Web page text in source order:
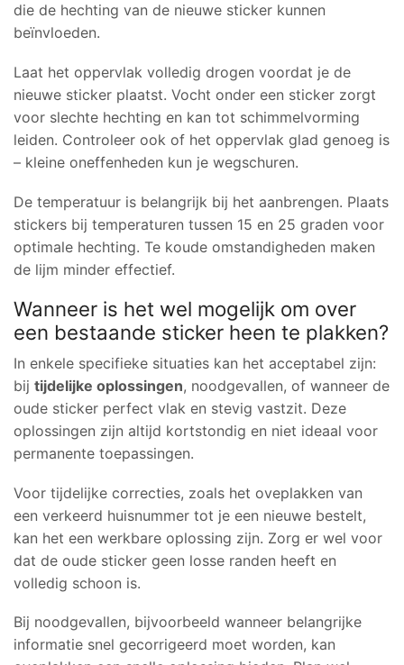
die de hechting van de nieuwe sticker kunnen
beïnvloeden.
Laat het oppervlak volledig drogen voordat je de
nieuwe sticker plaatst. Vocht onder een sticker zorgt
voor slechte hechting en kan tot schimmelvorming
leiden. Controleer ook of het oppervlak glad genoeg is
– kleine oneffenheden kun je wegschuren.
De temperatuur is belangrijk bij het aanbrengen. Plaats
stickers bij temperaturen tussen 15 en 25 graden voor
optimale hechting. Te koude omstandigheden maken
de lijm minder effectief.
Wanneer is het wel mogelijk om over
een bestaande sticker heen te plakken?
In enkele specifieke situaties kan het acceptabel zijn:
bij tijdelijke oplossingen, noodgevallen, of wanneer de
oude sticker perfect vlak en stevig vastzit. Deze
oplossingen zijn altijd kortstondig en niet ideaal voor
permanente toepassingen.
Voor tijdelijke correcties, zoals het oveplakken van
een verkeerd huisnummer tot je een nieuwe bestelt,
kan het een werkbare oplossing zijn. Zorg er wel voor
dat de oude sticker geen losse randen heeft en
volledig schoon is.
Bij noodgevallen, bijvoorbeeld wanneer belangrijke
informatie snel gecorrigeerd moet worden, kan